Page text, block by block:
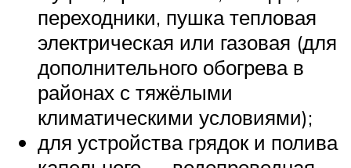
переходники, пушка тепловая
электрическая или газовая (для
дополнительного обогрева в
районах с тяжёлыми
климатическими условиями);
для устройства грядок и полива